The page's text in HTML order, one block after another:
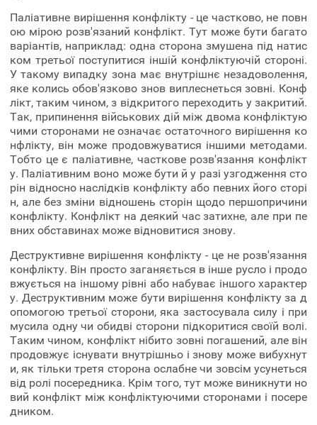
Паліативне вирішення конфлікту - це частково, не повн
ою мірою розв'язаний конфлікт. Тут може бути багато
варіантів, наприклад: одна сторона змушена під натис
ком третьої поступитися іншій конфліктуючій стороні.
У такому випадку зона має внутрішнє незадоволення,
яке колись обов'язково знов виплеснеться зовні. Конф
лікт, таким чином, з відкритого переходить у закритий.
Так, припинення військових дій між двома конфліктую
чими сторонами не означає остаточного вирішення ко
нфлікту, він може продовжуватися іншими методами.
Тобто це є паліативне, часткове розв'язання конфлікт
у. Паліативним воно може бути й у разі узгодження сто
рін відносно наслідків конфлікту або певних його сторі
н, але без зміни відношень сторін щодо першопричини
конфлікту. Конфлікт на деякий час затихне, але при пе
вних обставинах може відновитися знову.
Деструктивне вирішення конфлікту - це не розв'язання
конфлікту. Він просто заганяється в інше русло і продо
вжується на іншому рівні або набуває іншого характер
у. Деструктивним може бути вирішення конфлікту за д
опомогою третьої сторони, яка застосувала силу і при
мусила одну чи обидві сторони підкоритися своїй волі.
Таким чином, конфлікт нібито зовні погашений, але він
продовжує існувати внутрішньо і знову може вибухнут
и, як тільки третя сторона ослабне чи зовсім усунеться
від ролі посередника. Крім того, тут може виникнути но
вий конфлікт між конфліктуючими сторонами і посере
дником.